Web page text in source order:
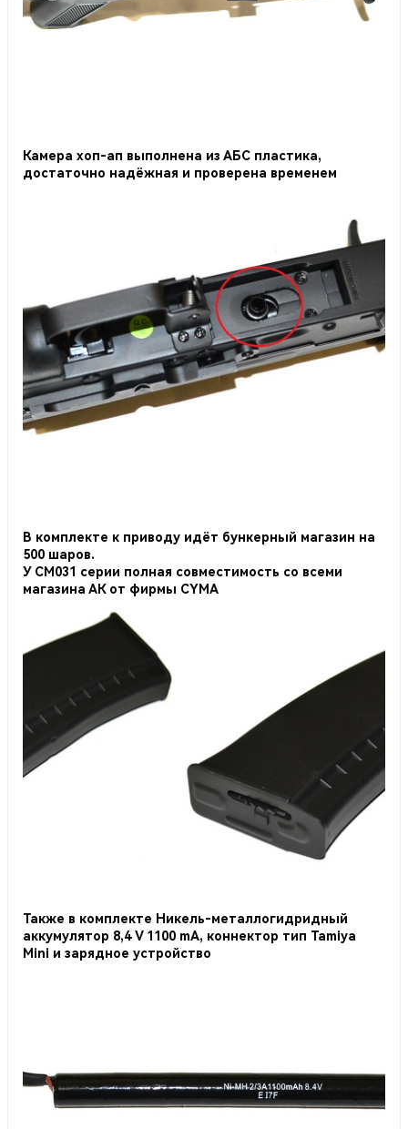
Камера хоп-ап выполнена из АБС пластика,
достаточно надёжная и проверена временем
В комплекте к приводу идёт бункерный магазин на
500 шаров.
У СМ031 серии полная совместимость со всеми
магазина АК от фирмы CYMA
Также в комплекте Никель-металлогидридный
аккумулятор 8,4 V 1100 mA, коннектор тип Tamiya
Mini и зарядное устройство